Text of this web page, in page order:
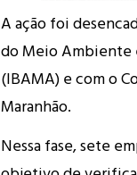
A ação foi
do Meio Ambiente
(IBAMA) e com o
Maranhão.
Nessa fase, sete